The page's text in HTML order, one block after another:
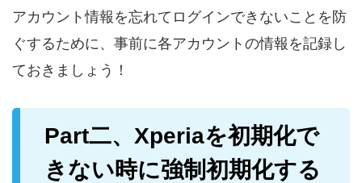
アカウント情報を忘れてログインできないことを防
ぐするために、事前に各アカウントの情報を記録し
ておきましょう！
Part二、Xperiaを初期化で
きない時に強制初期化する